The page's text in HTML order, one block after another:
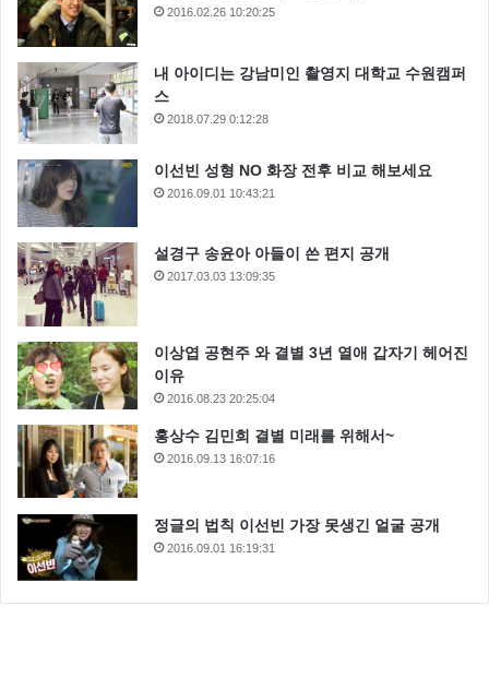
2016.02.26 10:20:25
내 아이디는 강남미인 촬영지 대학교 수원캠퍼
스
2018.07.29 0:12:28
이선빈 성형 NO 화장 전후 비교 해보세요
2016.09.01 10:43:21
설경구 송윤아 아들이 쓴 편지 공개
2017.03.03 13:09:35
이상엽 공현주 와 결별 3년 열애 갑자기 헤어진
이유
2016.08.23 20:25:04
홍상수 김민희 결별 미래를 위해서~
2016.09.13 16:07:16
정글의 법칙 이선빈 가장 못생긴 얼굴 공개
2016.09.01 16:19:31